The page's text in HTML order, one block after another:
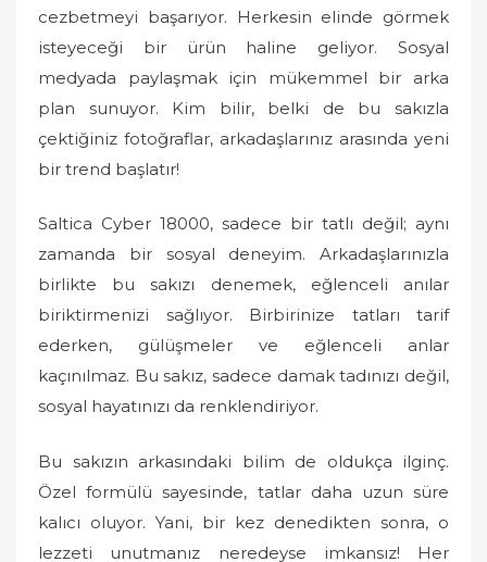
cezbetmeyi başarıyor. Herkesin elinde görmek
isteyeceği bir ürün haline geliyor. Sosyal
medyada paylaşmak için mükemmel bir arka
plan sunuyor. Kim bilir, belki de bu sakızla
çektiğiniz fotoğraflar, arkadaşlarınız arasında yeni
bir trend başlatır!
Saltica Cyber 18000, sadece bir tatlı değil; aynı
zamanda bir sosyal deneyim. Arkadaşlarınızla
birlikte bu sakızı denemek, eğlenceli anılar
biriktirmenizi sağlıyor. Birbirinize tatları tarif
ederken, gülüşmeler ve eğlenceli anlar
kaçınılmaz. Bu sakız, sadece damak tadınızı değil,
sosyal hayatınızı da renklendiriyor.
Bu sakızın arkasındaki bilim de oldukça ilginç.
Özel formülü sayesinde, tatlar daha uzun süre
kalıcı oluyor. Yani, bir kez denedikten sonra, o
lezzeti unutmanız neredeyse imkansız! Her